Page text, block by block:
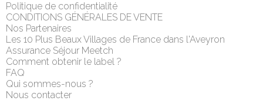
Politique de confidentialité
CONDITIONS GÉNÉRALES DE VENTE
Nos Partenaires
Les 10 Plus Beaux Villages de France dans l'Aveyron
Assurance Séjour Meetch
Comment obtenir le label ?
FAQ
Qui sommes-nous ?
Nous contacter